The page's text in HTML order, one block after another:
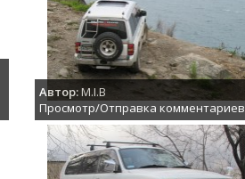
Автор:M.I.B
Просмотр/Отправка комментариев